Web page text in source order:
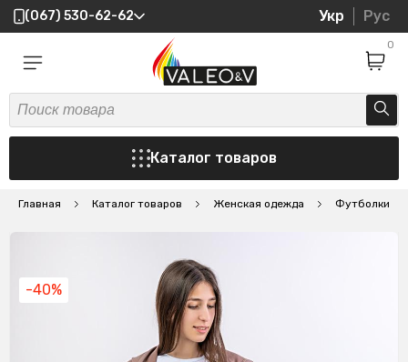
(067) 530-62-62 Укр Рус
0
Каталог товаров
Главная Каталог товаров Женская одежда Футболки
-40%